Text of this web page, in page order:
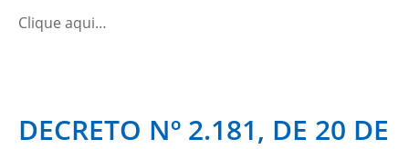
Clique aqui…
DECRETO Nº 2.181, DE 20 DE